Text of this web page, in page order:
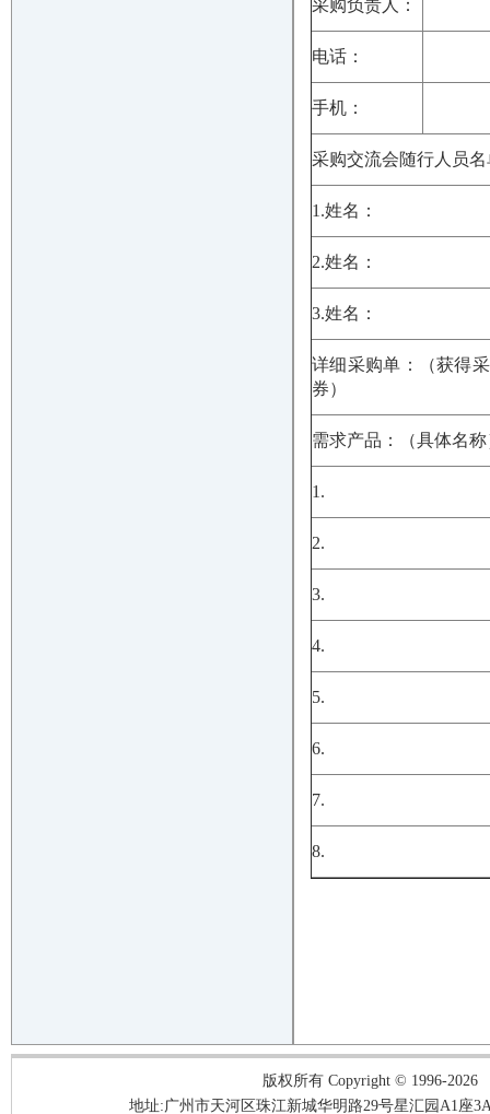
采购负责人：
电话：
手机：
采购交流会随行人员
1.姓名：
2.姓名：
3.姓名：
详细采购单：（获得
券）
需求产品：（具体名称
1.
2.
3.
4.
5.
6.
7.
8.
版权所有 Copyright © 1996-2026
地址:广州市天河区珠江新城华明路29号星汇园A1座